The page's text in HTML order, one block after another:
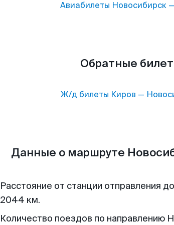
Авиабилеты Новосибирск—
Обратные
Ж/д билеты Киров —
Данные о маршруте
Расстояние от станции отправления
2044 км.
Количество поездов по направлению